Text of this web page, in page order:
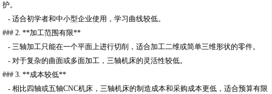
护。
- 适合初学者和中小型企业使用，学习曲线较低。
### 2. **加工范围有限**
- 三轴加工只能在一个平面上进行切削，适合加工二维或简单三维形状的零件。
- 对于复杂的曲面或多面加工，三轴机床的灵活性较低。
### 3. **成本较低**
- 相比四轴或五轴CNC机床，三轴机床的制造成本和采购成本更低，适合预算有限